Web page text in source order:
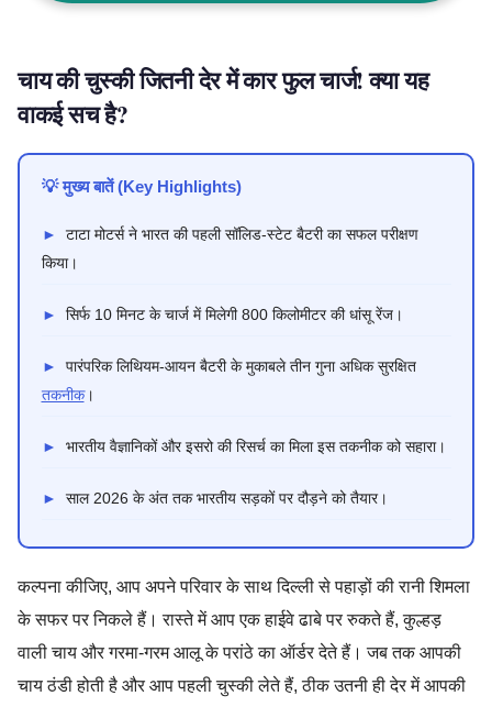
चाय की चुस्की जितनी देर में कार फुल चार्ज! क्या यह
वाकई सच है?
💡 मुख्य बातें (Key Highlights)
►
टाटा मोटर्स ने भारत की पहली सॉलिड-स्टेट बैटरी का सफल परीक्षण
किया।
► सिर्फ 10 मिनट के चार्ज में मिलेगी 800 किलोमीटर की धांसू रेंज।
►
पारंपरिक लिथियम-आयन बैटरी के मुकाबले तीन गुना अधिक सुरक्षित
तकनीक।
► भारतीय वैज्ञानिकों और इसरो की रिसर्च का मिला इस तकनीक को सहारा।
► साल 2026 के अंत तक भारतीय सड़कों पर दौड़ने को तैयार।
कल्पना कीजिए, आप अपने परिवार के साथ दिल्ली से पहाड़ों की रानी शिमला
के सफर पर निकले हैं। रास्ते में आप एक हाईवे ढाबे पर रुकते हैं, कुल्हड़
वाली चाय और गरमा-गरम आलू के परांठे का ऑर्डर देते हैं। जब तक आपकी
चाय ठंडी होती है और आप पहली चुस्की लेते हैं, ठीक उतनी ही देर में आपकी